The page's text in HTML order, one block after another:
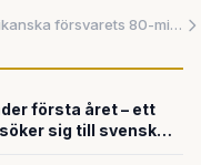
Amerikanska försvarets 80-miljonerssatsning på luftprotein – svenska företag utvecklar jästbaserade alternativ
första året – ett
sig till svensk